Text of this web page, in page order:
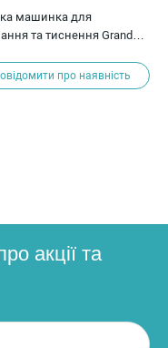
машинка для
та тиснення Grand
про наявність
акції та